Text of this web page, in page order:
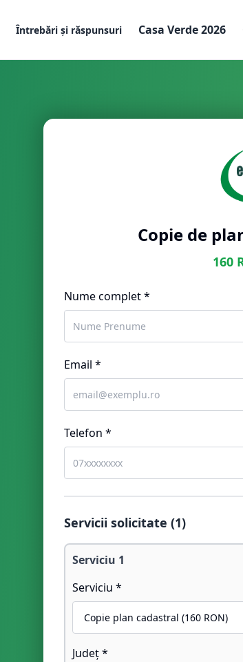
Întrebări și răspunsuri Casa Verde 2026
Copie de
160
Nume complet *
Email *
Telefon *
Servicii solicitate (1)
Serviciu 1
Serviciu *
Județ *